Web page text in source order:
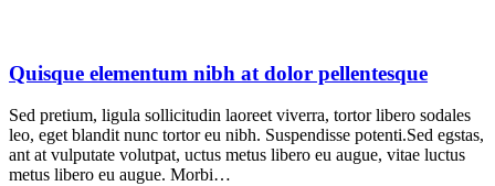
Quisque elementum nibh at dolor pellentesque
Sed pretium, ligula sollicitudin laoreet viverra, tortor libero sodales
leo, eget blandit nunc tortor eu nibh. Suspendisse potenti.Sed egstas,
ant at vulputate volutpat, uctus metus libero eu augue, vitae luctus
metus libero eu augue. Morbi…